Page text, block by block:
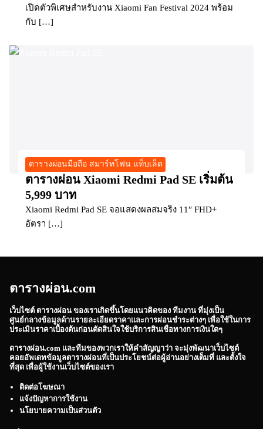
เปิดตัวพิเศษสำหรับงาน Xiaomi Fan Festival 2024 พร้อม
กับ […]
ตารางผ่อนมือถือ สมาร์ทโฟน แท็บเล็ต
ตารางผ่อน Xiaomi Redmi Pad SE เริ่มต้น
5,999 บาท
Xiaomi Redmi Pad SE จอแสดงผลสมจริง 11″ FHD+
อัตรา […]
ตารางผ่อน.com
เว็บไซต์ ตารางผ่อน ของเราเกิดขึ้นโดยแนวคิดของ ทีมงาน ที่มุ่งเป็น
ศูนย์กลางข้อมูลด้านรายละเอียดราคาและการผ่อนชำระต่างๆ เพื่อใช้ในการ
ประเมินราคาเบื้องต้นก่อนตัดสินใจใช้บริการสินเชื่อทางการเงินใดๆ
ตารางผ่อน.com และทีมของพวกเราให้คำสัญญาว่า จะมุ่งพัฒนาเว็บไซต์
คอยอัพเดทข้อมูลตารางผ่อนที่เป็นประโยชน์ต่อผู้อ่านอย่างเต็มที่ และตั้งใจ
ที่สุด เพื่อผู้ใช้งานเว็บไซต์ของเรา
ติดต่อโฆษณา
แจ้งปัญหาการใช้งาน
นโยบายความเป็นส่วนตัว